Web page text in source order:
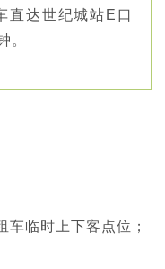
直达世纪城站E口
。
车临时上下客点位；